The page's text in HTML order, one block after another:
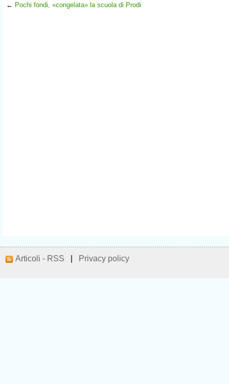
← Pochi fondi, «congelata» la scuola di Prodi
Articoli - RSS Privacy policy